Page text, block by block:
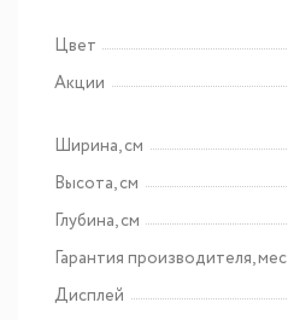
Цвет
Акции
Ширина, см
Высота, см
Глубина, см
Гарантия производителя, мес
Дисплей